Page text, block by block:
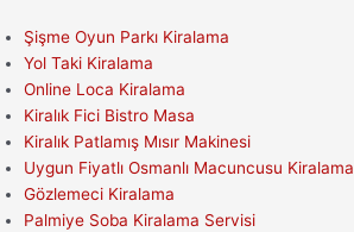
Şişme Oyun Parkı Kiralama
Yol Taki Kiralama
Online Loca Kiralama
Kiralık Fici Bistro Masa
Kiralık Patlamış Mısır Makinesi
Uygun Fiyatlı Osmanlı Macuncusu Kiralama
Gözlemeci Kiralama
Palmiye Soba Kiralama Servisi